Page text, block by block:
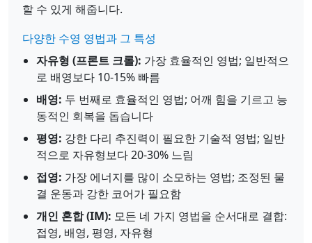
할 수 있게 해줍니다.
다양한 수영 영법과 그 특성
자유형 (프론트 크롤): 가장 효율적인 영법; 일반적으
로 배영보다 10-15% 빠름
배영: 두 번째로 효율적인 영법; 어깨 힘을 기르고 능
동적인 회복을 돕습니다
평영: 강한 다리 추진력이 필요한 기술적 영법; 일반
적으로 자유형보다 20-30% 느림
접영: 가장 에너지를 많이 소모하는 영법; 조정된 물
결 운동과 강한 코어가 필요함
개인 혼합 (IM): 모든 네 가지 영법을 순서대로 결합:
접영, 배영, 평영, 자유형